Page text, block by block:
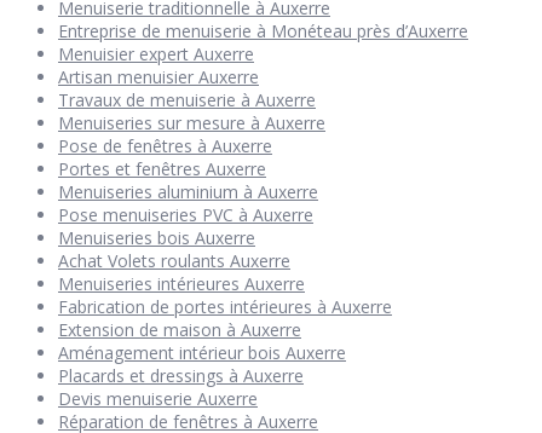
Menuiserie traditionnelle à Auxerre
Entreprise de menuiserie à Monéteau près d’Auxerre
Menuisier expert Auxerre
Artisan menuisier Auxerre
Travaux de menuiserie à Auxerre
Menuiseries sur mesure à Auxerre
Pose de fenêtres à Auxerre
Portes et fenêtres Auxerre
Menuiseries aluminium à Auxerre
Pose menuiseries PVC à Auxerre
Menuiseries bois Auxerre
Achat Volets roulants Auxerre
Menuiseries intérieures Auxerre
Fabrication de portes intérieures à Auxerre
Extension de maison à Auxerre
Aménagement intérieur bois Auxerre
Placards et dressings à Auxerre
Devis menuiserie Auxerre
Réparation de fenêtres à Auxerre